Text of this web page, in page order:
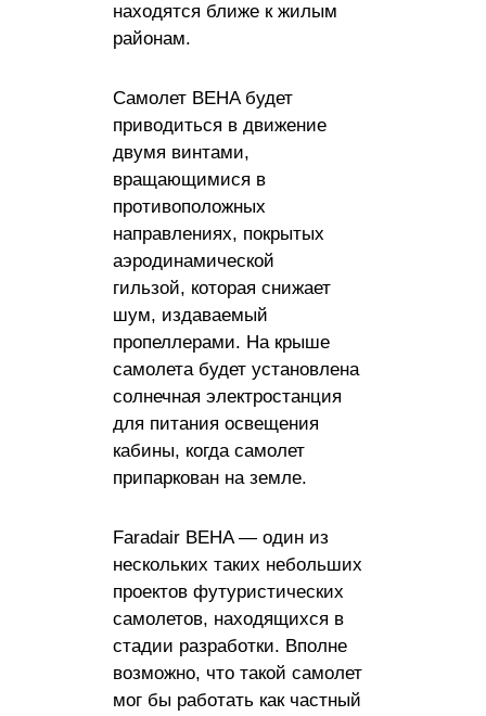
находятся ближе к жилым
районам.
Самолет BEHA будет
приводиться в движение
двумя винтами,
вращающимися в
противоположных
направлениях, покрытых
аэродинамической
гильзой, которая снижает
шум, издаваемый
пропеллерами. На крыше
самолета будет установлена ​​
солнечная электростанция
для питания освещения
кабины, когда самолет
припаркован на земле.
Faradair BEHA — один из
нескольких таких небольших
проектов футуристических
самолетов, находящихся в
стадии разработки. Вполне
возможно, что такой самолет
мог бы работать как частный